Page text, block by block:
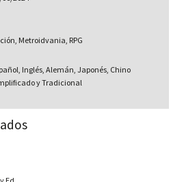
Metroidvania, RPG
Inglés, Alemán, Japonés, Chino
y Tradicional